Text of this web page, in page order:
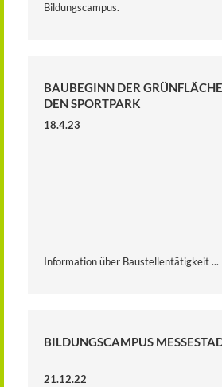
Bildungscampus.
BAUBEGINN DER
DEN SPORTPARK
18.4.23
Information über Baustellentätigkeit ...
BILDUNGSCAMPUS
21.12.22